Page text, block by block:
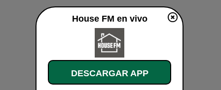
House FM en vivo
DESCARGAR APP